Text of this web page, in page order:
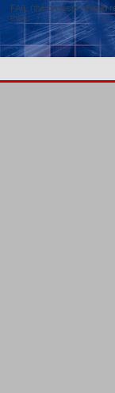
FAIL (the browser should
this).